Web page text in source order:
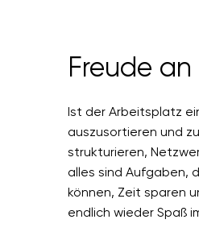
Freude
Ist der Arbeitsplatz
auszusortieren und
strukturieren,
alles sind Aufgaben,
können, Zeit sparen
endlich wieder Spaß